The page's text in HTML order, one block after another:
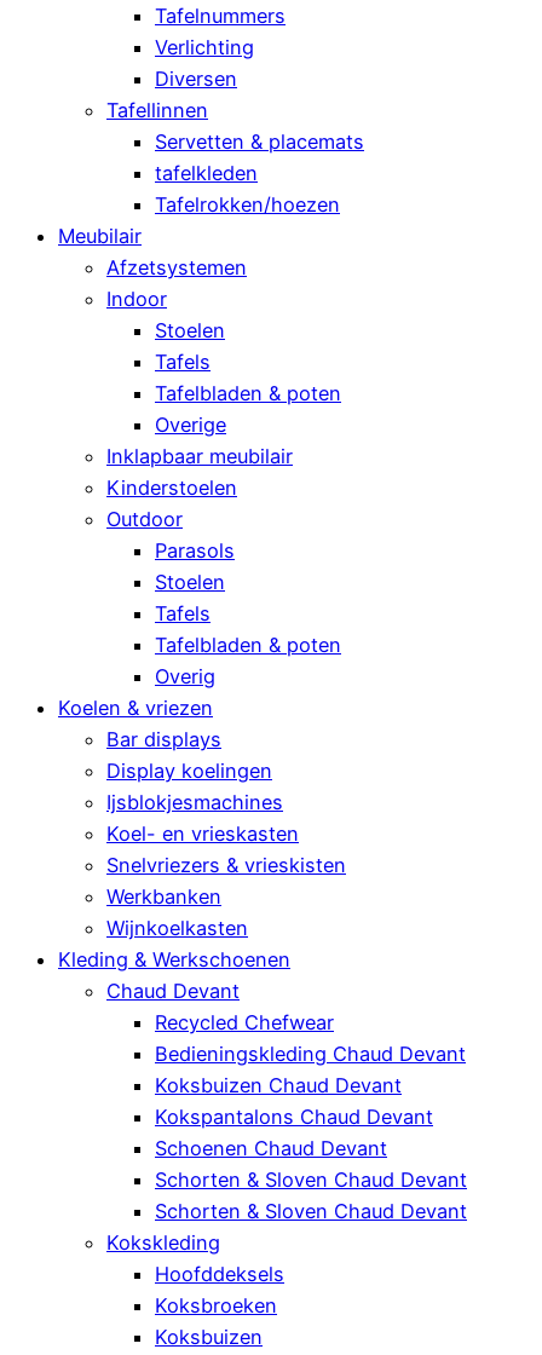
Tafelnummers
Verlichting
Diversen
Tafellinnen
Servetten & placemats
tafelkleden
Tafelrokken/hoezen
Meubilair
Afzetsystemen
Indoor
Stoelen
Tafels
Tafelbladen & poten
Overige
Inklapbaar meubilair
Kinderstoelen
Outdoor
Parasols
Stoelen
Tafels
Tafelbladen & poten
Overig
Koelen & vriezen
Bar displays
Display koelingen
Ijsblokjesmachines
Koel- en vrieskasten
Snelvriezers & vrieskisten
Werkbanken
Wijnkoelkasten
Kleding & Werkschoenen
Chaud Devant
Recycled Chefwear
Bedieningskleding Chaud Devant
Koksbuizen Chaud Devant
Kokspantalons Chaud Devant
Schoenen Chaud Devant
Schorten & Sloven Chaud Devant
Schorten & Sloven Chaud Devant
Kokskleding
Hoofddeksels
Koksbroeken
Koksbuizen